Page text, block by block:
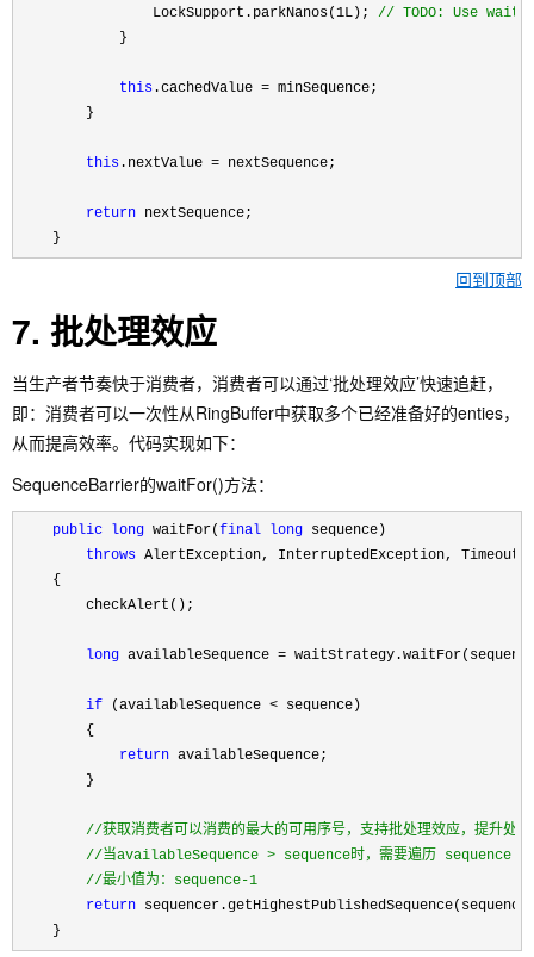
                LockSupport.parkNanos(
1L); // TODO: Use
            }
this .cachedValue = minSequence;
        }
this .nextValue = nextSequence;
return nextSequence;
    }
回到顶部
7. 批处理效应
当生产者节奏快于消费者，消费者可以通过‘批处理效应’快速追赶，
即：消费者可以一次性从RingBuffer中获取多个已经准备好的enties，
从而提高效率。代码实现如下：
SequenceBarrier的waitFor()方法：
public long waitFor(final long sequence)
throws AlertException, InterruptedException,
    {
        checkAlert();
long availableSequence =
if (availableSequence < sequence)
        {
return availableSequence;
        }
//获取消费者可以消费的最大的可用序号，支持批处理效应，提升处
//当availableSequence > sequence时，需要遍历 sequence --
//最小值为：sequence-1
return
    }